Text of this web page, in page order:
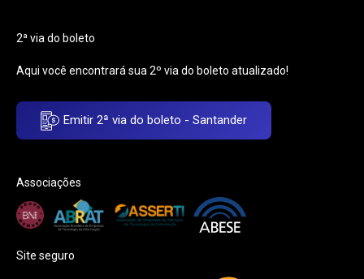
2ª via do boleto
Aqui você encontrará sua 2º via do boleto atualizado!
Emitir 2ª via do boleto - Santander
Associações
Site seguro